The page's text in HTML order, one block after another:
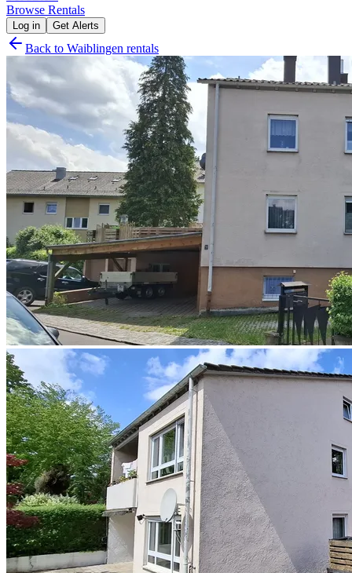
Browse Rentals
Log in Get Alerts
Back to Waiblingen rentals